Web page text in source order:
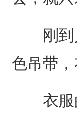
刚到人
色吊带
衣服的